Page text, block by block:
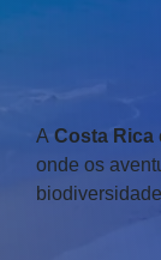
A Costa Rica
onde os